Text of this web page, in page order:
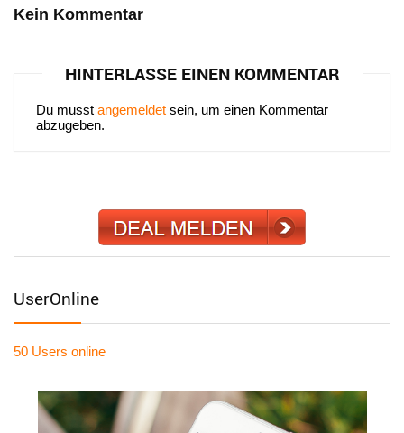
Kein Kommentar
HINTERLASSE EINEN KOMMENTAR
Du musst angemeldet sein, um einen Kommentar
abzugeben.
UserOnline
50 Users online